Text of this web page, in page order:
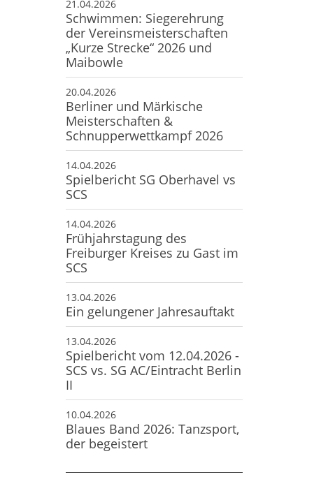
21.04.2026
Schwimmen: Siegerehrung
der Vereinsmeisterschaften
„Kurze Strecke“ 2026 und
Maibowle
20.04.2026
Berliner und Märkische
Meisterschaften &
Schnupperwettkampf 2026
14.04.2026
Spielbericht SG Oberhavel vs
SCS
14.04.2026
Frühjahrstagung des
Freiburger Kreises zu Gast im
SCS
13.04.2026
Ein gelungener Jahresauftakt
13.04.2026
Spielbericht vom 12.04.2026 -
SCS vs. SG AC/Eintracht Berlin
II
10.04.2026
Blaues Band 2026: Tanzsport,
der begeistert